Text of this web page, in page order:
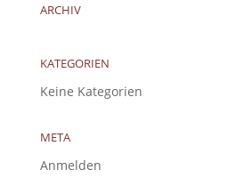
ARCHIV
KATEGORIEN
Keine Kategorien
META
Anmelden